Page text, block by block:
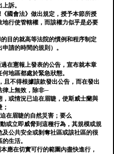
訴。
國會法》做出規定，授予本節所授
行使管轄權，而該權力似乎是必要
目的就高等法院的慣例和程序制定
請的時間的規則）。
在憲報上發表的公告，宣布就本章
地區都處於緊急狀態。
且不得根據該款發出公告，而在發出
律上無效，除非─
或情況已迫在眉睫，使斯威士蘭與
在眉睫的自然災害；要么
或立即威脅到這種行為，其規模或規
公共安全或剝奪社區或該社區的很
生活。
應在切實可行的範圍內盡快進行，